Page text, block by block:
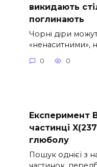
викидають
поглинають
Чорні діри
«ненаситними»,
0 0
Експеримент
частинці
глюболу
Пошук однієї з